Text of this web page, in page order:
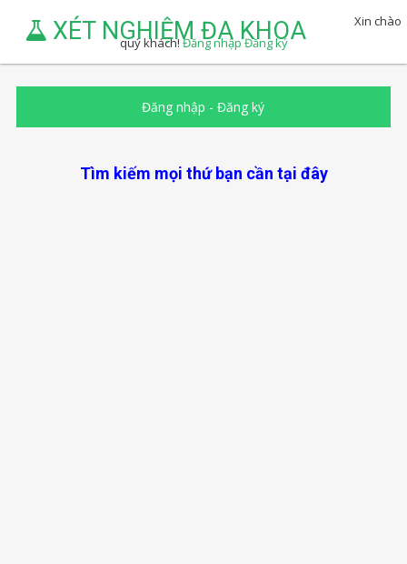
XÉT NGHIỆM ĐA KHOA
Xin chào
quý khách!Đăng nhậpĐăng ký
Đăng nhập -Đăng ký
Tìm kiếm mọi thứ bạn cần tại đây